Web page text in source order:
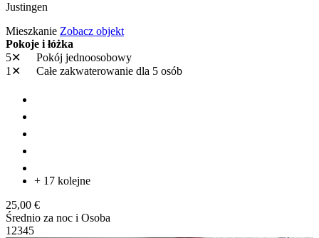
Justingen
Mieszkanie Zobacz objekt
Pokoje i łóżka
5✕
Pokój jednoosobowy
1✕
Całe zakwaterowanie dla 5 osób
+ 17 kolejne
25,00 €
Średnio za noc i Osoba
1 2345